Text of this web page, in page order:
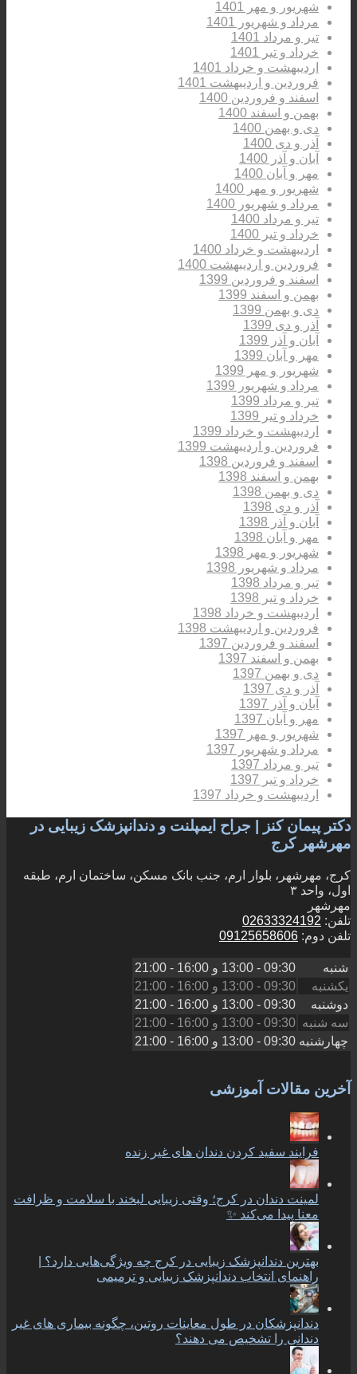
شهریور و مهر 1401
مرداد و شهریور 1401
تیر و مرداد 1401
خرداد و تیر 1401
اردیبهشت و خرداد 1401
فروردین و اردیبهشت 1401
اسفند و فروردین 1400
بهمن و اسفند 1400
دی و بهمن 1400
آذر و دی 1400
آبان و آذر 1400
مهر و آبان 1400
شهریور و مهر 1400
مرداد و شهریور 1400
تیر و مرداد 1400
خرداد و تیر 1400
اردیبهشت و خرداد 1400
فروردین و اردیبهشت 1400
اسفند و فروردین 1399
بهمن و اسفند 1399
دی و بهمن 1399
آذر و دی 1399
آبان و آذر 1399
مهر و آبان 1399
شهریور و مهر 1399
مرداد و شهریور 1399
تیر و مرداد 1399
خرداد و تیر 1399
اردیبهشت و خرداد 1399
فروردین و اردیبهشت 1399
اسفند و فروردین 1398
بهمن و اسفند 1398
دی و بهمن 1398
آذر و دی 1398
آبان و آذر 1398
مهر و آبان 1398
شهریور و مهر 1398
مرداد و شهریور 1398
تیر و مرداد 1398
خرداد و تیر 1398
اردیبهشت و خرداد 1398
فروردین و اردیبهشت 1398
اسفند و فروردین 1397
بهمن و اسفند 1397
دی و بهمن 1397
آذر و دی 1397
آبان و آذر 1397
مهر و آبان 1397
شهریور و مهر 1397
مرداد و شهریور 1397
تیر و مرداد 1397
خرداد و تیر 1397
اردیبهشت و خرداد 1397
دکتر پیمان کنز | جراح ایمپلنت و دندانپزشک زیبایی در
مهرشهر کرج
کرج، مهرشهر، بلوار ارم، جنب بانک مسکن، ساختمان ارم، طبقه
اول، واحد ۳
مهرشهر
تلفن: 02633324192
تلفن دوم: 09125658606
شنبه 09:30 - 13:00 و 16:00 - 21:00
یکشنبه
09:30 - 13:00 و 16:00 - 21:00
دوشنبه
09:30 - 13:00 و 16:00 - 21:00
سه شنبه 09:30 - 13:00 و 16:00 - 21:00
چهارشنبه 09:30 - 13:00 و 16:00 - 21:00
آخرین مقالات آموزشی
فرایند سفید کردن دندان های غیر زنده
لمینت دندان در کرج؛ وقتی زیبایی لبخند با سلامت و ظرافت
معنا پیدا می‌کند ✨
بهترین دندانپزشک زیبایی در کرج چه ویژگی‌هایی دارد؟ |
راهنمای انتخاب دندانپزشک زیبایی و ترمیمی
دندانپزشکان در طول معاینات روتین، چگونه بیماری های غیر
دندانی را تشخیص می دهند؟